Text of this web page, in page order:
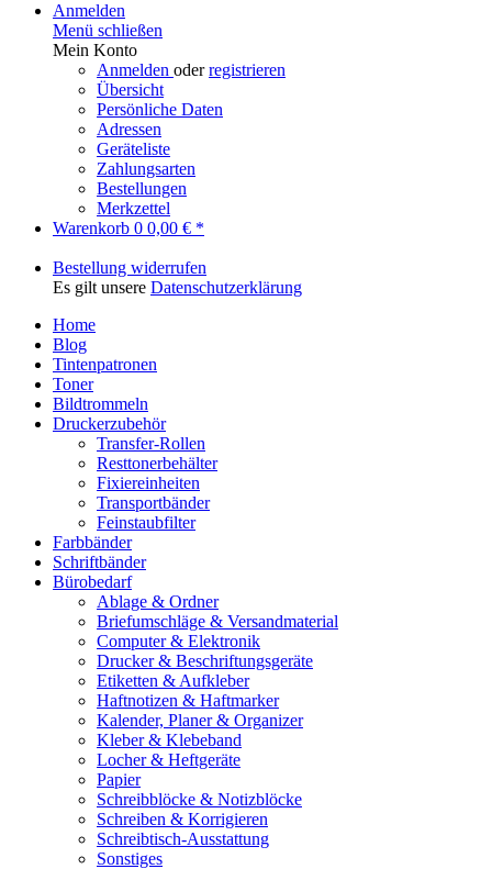
Anmelden
Menü schließen
Mein Konto
Anmelden oderregistrieren
Übersicht
Persönliche Daten
Adressen
Geräteliste
Zahlungsarten
Bestellungen
Merkzettel
Warenkorb 0 0,00 € *
Bestellung widerrufen
Es gilt unsere Datenschutzerklärung
Home
Blog
Tintenpatronen
Toner
Bildtrommeln
Druckerzubehör
Transfer-Rollen
Resttonerbehälter
Fixiereinheiten
Transportbänder
Feinstaubfilter
Farbbänder
Schriftbänder
Bürobedarf
Ablage & Ordner
Briefumschläge & Versandmaterial
Computer & Elektronik
Drucker & Beschriftungsgeräte
Etiketten & Aufkleber
Haftnotizen & Haftmarker
Kalender, Planer & Organizer
Kleber & Klebeband
Locher & Heftgeräte
Papier
Schreibblöcke & Notizblöcke
Schreiben & Korrigieren
Schreibtisch-Ausstattung
Sonstiges